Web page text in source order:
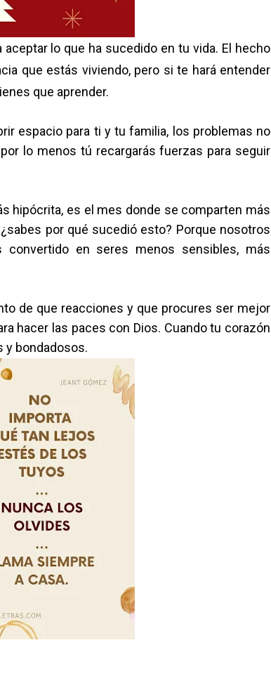
lo que ha sucedido en tu vida. El hecho
que estás viviendo, pero si te hará entender
que aprender.
espacio para ti y tu familia, los problemas no
lo menos tú recargarás fuerzas para seguir
hipócrita, es el mes donde se comparten más
por qué sucedió esto? Porque nosotros
en seres menos sensibles, más
de que reacciones y que procures ser mejor
hacer las paces con Dios. Cuando tu corazón
y bondadosos.